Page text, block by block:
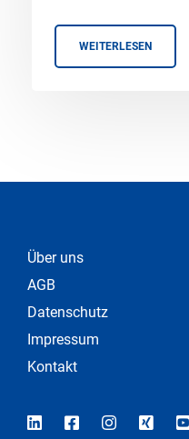
WEITERLESEN
Über uns
AGB
Datenschutz
Impressum
Kontakt